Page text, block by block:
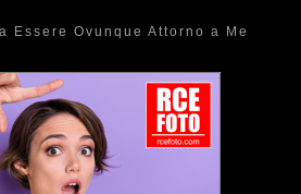
Essere Ovunque Attorno a Me